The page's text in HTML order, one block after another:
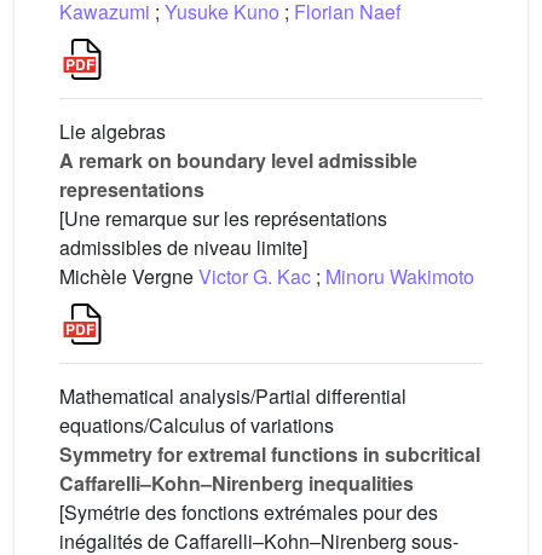
Kawazumi ; Yusuke Kuno ; Florian Naef
Lie algebras
A remark on boundary level admissible
representations
[Une remarque sur les représentations
admissibles de niveau limite]
Michèle VergneVictor G. Kac ; Minoru Wakimoto
Mathematical analysis/Partial differential
equations/Calculus of variations
Symmetry for extremal functions in subcritical
Caffarelli–Kohn–Nirenberg inequalities
[Symétrie des fonctions extrémales pour des
inégalités de Caffarelli–Kohn–Nirenberg sous-